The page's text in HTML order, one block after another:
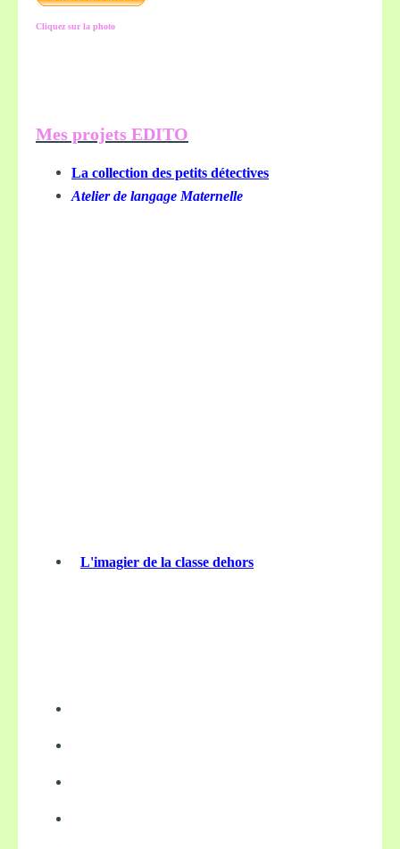
Cliquez sur la photo
Mes projets EDITO
La collection des petits détectives
Atelier de langage Maternelle
L'imagier de la classe dehors